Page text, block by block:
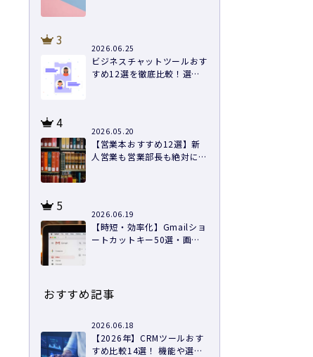
3
2026.06.25
ビジネスチャットツールおす
すめ12選を徹底比較！選び
4
2026.05.20
【営業本おすすめ12選】新
人営業も営業部長も絶対に読
5
2026.06.19
【時短・効率化】Gmailショ
ートカットキー50選・画像
おすすめ記事
2026.06.18
【2026年】CRMツールおす
すめ比較14選！ 機能や選び